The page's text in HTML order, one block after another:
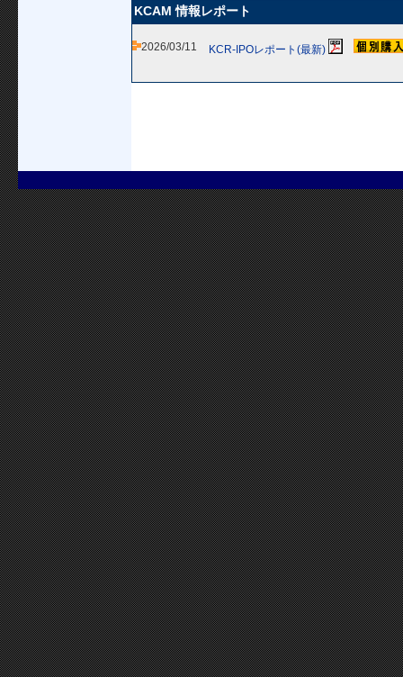
KCAM 情報レポート
2026/03/11 KCR-IPOレポート(最新)